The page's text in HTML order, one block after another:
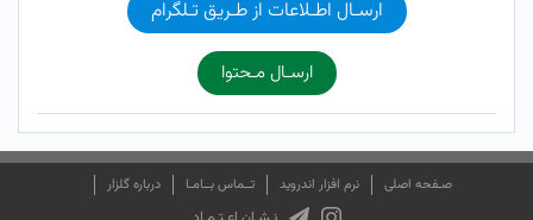
ارسـال اطـلاعات از طـریق تـلگرام
ارسـال مـحتوا
صـفحه اصلی نرم افزار اندروید تــماس بــامـا درباره گلزار